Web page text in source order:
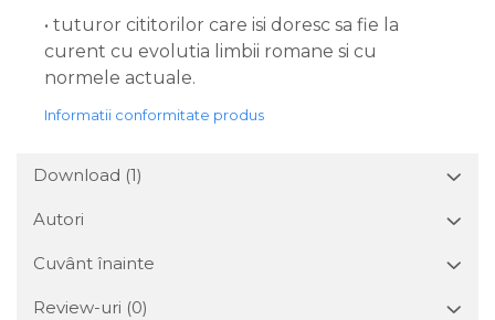
• tuturor cititorilor care isi doresc sa fie la
curent cu evolutia limbii romane si cu
normele actuale.
Informatii conformitate produs
Download (1)
Autori
Cuvânt înainte
Review-uri (0)